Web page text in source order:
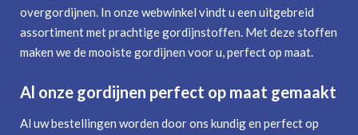
overgordijnen. In onze webwinkel vindt u een uitgebreid
assortiment met prachtige gordijnstoffen. Met deze stoffen
maken we de mooiste gordijnen voor u, perfect op maat.
Al onze gordijnen perfect op maat gemaakt
Al uw bestellingen worden door ons kundig en perfect op